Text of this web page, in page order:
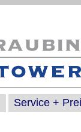
Service +